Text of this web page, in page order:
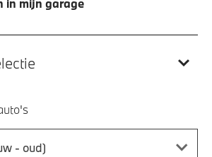
in mijn garage
- oud)